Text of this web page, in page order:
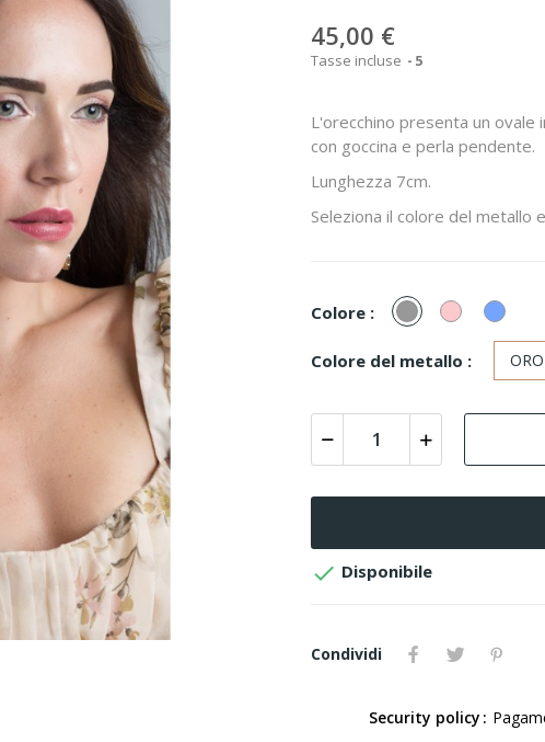
45,00 €
Tasse incluse 5
L'orecchino presenta un
con goccina e perla pendente.
Lunghezza 7cm.
Seleziona il colore del metallo
Colore : GrigioRosa
Colore del metallo : ORO
 Disponibile
Condividi
Security policy